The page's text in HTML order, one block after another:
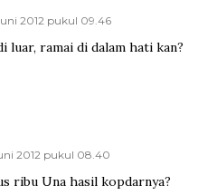
2012 pukul 09.46
luar, ramai di dalam hati kan?
2012 pukul 08.40
ribu Una hasil kopdarnya?